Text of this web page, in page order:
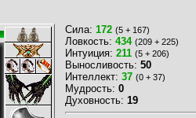
Сила: 172 (5 + 167)
Ловкость: 434 (209 + 225)
Интуиция: 211 (5 + 206)
Выносливость: 50
Интеллект: 37 (0 + 37)
Мудрость: 0
Духовность: 19